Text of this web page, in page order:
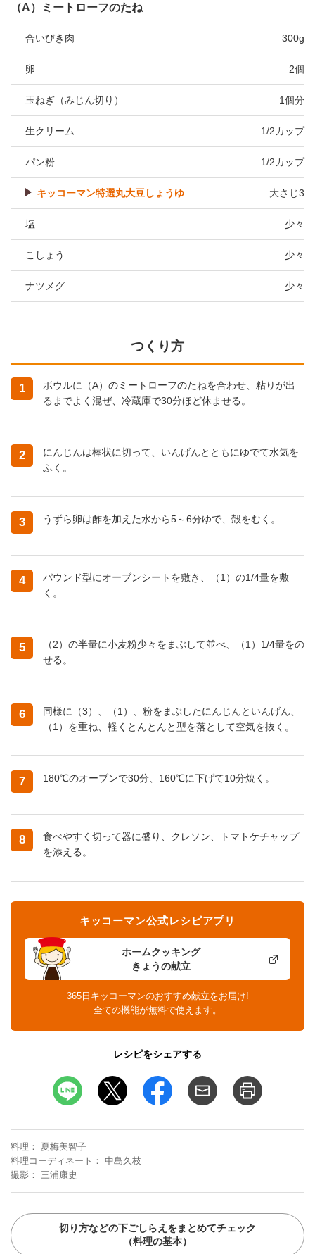
（A）ミートローフのたね
合いびき肉 300g
卵 2個
玉ねぎ（みじん切り） 1個分
生クリーム 1/2カップ
パン粉 1/2カップ
キッコーマン特選丸大豆しょうゆ 大さじ3
塩 少々
こしょう 少々
ナツメグ 少々
つくり方
1
ボウルに（A）のミートローフのたねを合わせ、粘りが出
るまでよく混ぜ、冷蔵庫で30分ほど休ませる。
2
にんじんは棒状に切って、いんげんとともにゆでて水気を
ふく。
3 うずら卵は酢を加えた水から5～6分ゆで、殻をむく。
4
パウンド型にオーブンシートを敷き、（1）の1/4量を敷
く。
5
（2）の半量に小麦粉少々をまぶして並べ、（1）1/4量をの
せる。
6
同様に（3）、（1）、粉をまぶしたにんじんといんげん、
（1）を重ね、軽くとんとんと型を落として空気を抜く。
7 180℃のオーブンで30分、160℃に下げて10分焼く。
8
食べやすく切って器に盛り、クレソン、トマトケチャップ
を添える。
ホームクッキング
きょうの献立
キッコーマン公式レシピアプリ
365日キッコーマンのおすすめ献立をお届け!
全ての機能が無料で使えます。
レシピをシェアする
料理
夏梅美智子
料理コーディネート
中島久枝
撮影
三浦康史
切り方などの下ごしらえをまとめてチェック
（料理の基本）